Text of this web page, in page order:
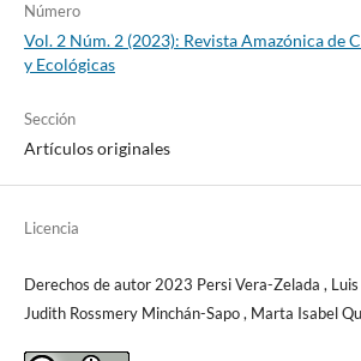
Número
Vol. 2 Núm. 2 (2023): Revista Amazónica de
y Ecológicas
Sección
Artículos originales
Licencia
Derechos de autor 2023 Persi Vera-Zelada ,
Judith Rossmery Minchán-Sapo , Marta Isabel